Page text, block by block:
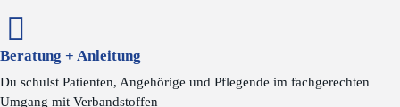
Beratung + Anleitung
Du schulst Patienten, Angehörige und Pflegende im fachgerechten
Umgang mit Verbandstoffen